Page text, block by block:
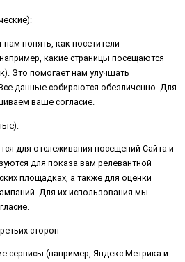
понять, как посетители
какие страницы посещаются
Это помогает нам улучшать
данные собираются обезличенно. Для
ваше согласие.
для отслеживания посещений Сайта и
для показа вам релевантной
площадках, а также для оценки
Для их использования мы
сторон
сервисы (например, Яндекс.Метрика и